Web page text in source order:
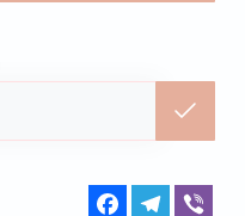
FacebookTelegram